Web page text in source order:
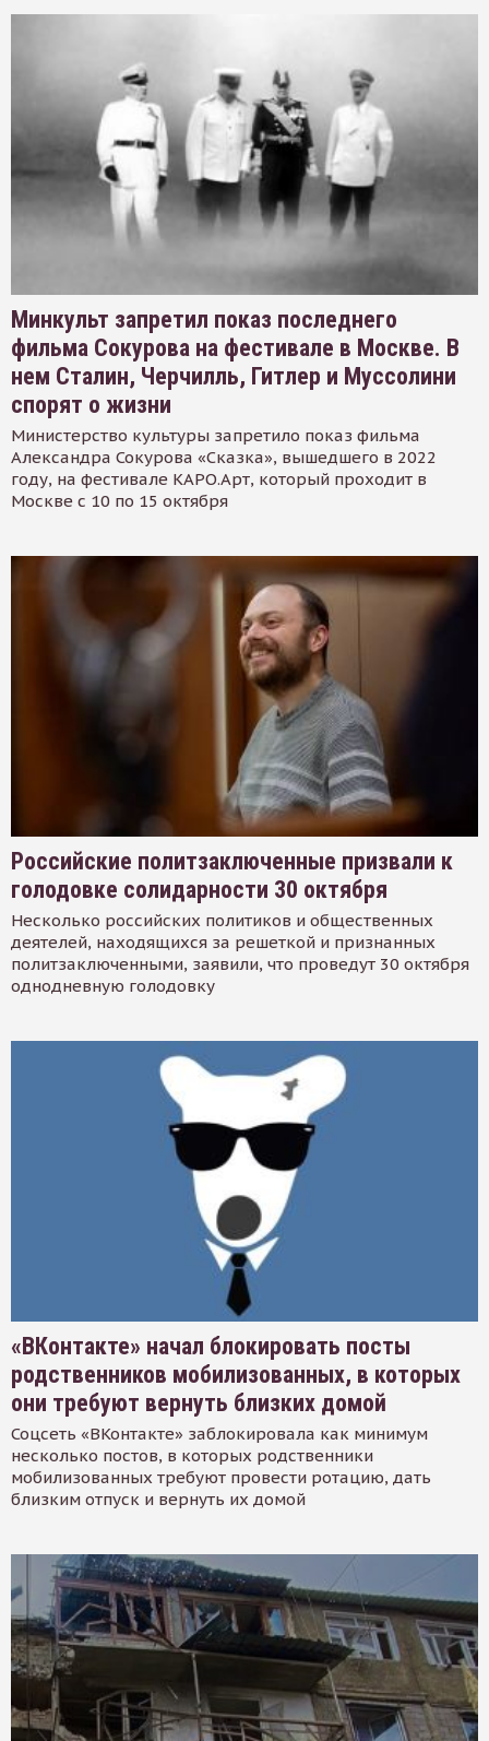
Минкульт запретил показ последнего
фильма Сокурова на фестивале в Москве. В
нем Сталин, Черчилль, Гитлер и Муссолини
спорят о жизни
Министерство культуры запретило показ фильма
Александра Сокурова «Сказка», вышедшего в 2022
году, на фестивале КАРО.Арт, который проходит в
Москве с 10 по 15 октября
Российские политзаключенные призвали к
голодовке солидарности 30 октября
Несколько российских политиков и общественных
деятелей, находящихся за решеткой и признанных
политзаключенными, заявили, что проведут 30 октября
однодневную голодовку
«ВКонтакте» начал блокировать посты
родственников мобилизованных, в которых
они требуют вернуть близких домой
Соцсеть «ВКонтакте» заблокировала как минимум
несколько постов, в которых родственники
мобилизованных требуют провести ротацию, дать
близким отпуск и вернуть их домой